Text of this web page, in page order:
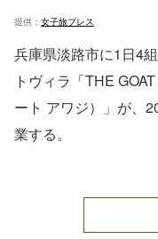
提供： 女子旅プレス
兵庫県淡路市に1日4
トヴィラ「THE
ート アワジ）」が、
業する。